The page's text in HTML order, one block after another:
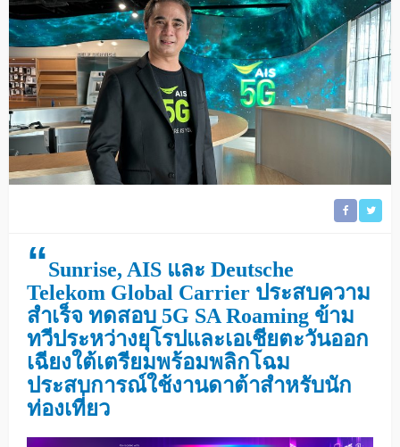
“Sunrise, AIS และ Deutsche
Telekom Global Carrier ประสบความ
สำเร็จ ทดสอบ 5G SA Roaming ข้าม
ทวีประหว่างยุโรปและเอเชียตะวันออก
เฉียงใต้เตรียมพร้อมพลิกโฉม
ประสบการณ์ใช้งานดาต้าสำหรับนัก
ท่องเที่ยว